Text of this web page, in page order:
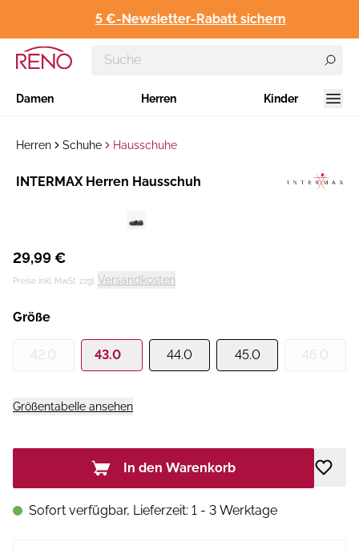
5 €-Newsletter-Rabatt sichern
Damen Herren Kinder
Herren Schuhe Hausschuhe
Hersteller:
​INTERMAX Herren Hausschuh
29,99 €
Preise inkl. MwSt. zzgl. Versandkosten
Größe
42.0 43.0 44.0 45.0 46.0
Größentabelle ansehen
In den Warenkorb
Sofort verfügbar, Lieferzeit: 1 - 3 Werktage